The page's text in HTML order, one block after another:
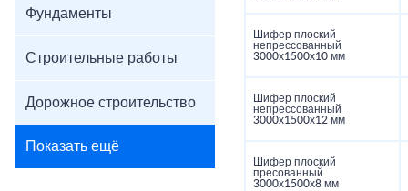
Фундаменты
Строительные работы
Дорожное строительство
Показать ещё
Шифер плоский
непрессованный
3000х1500х10 мм
Шифер плоский
непрессованный
3000х1500х12 мм
Шифер плоский
пресованный
3000х1500х8 мм